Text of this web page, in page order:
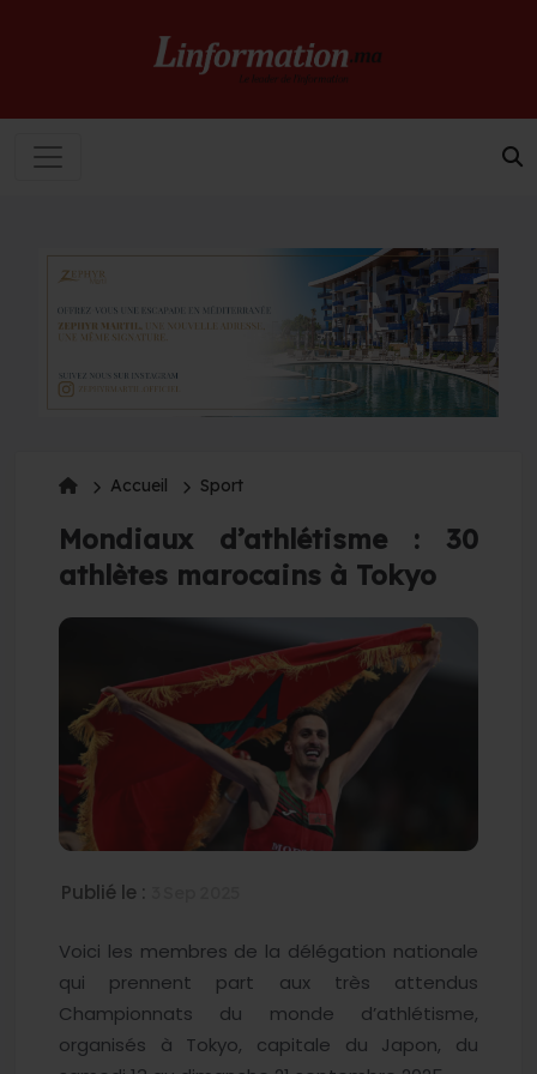
Accueil Sport
Mondiaux d’athlétisme : 30
athlètes marocains à Tokyo
Publié le :
Voici les membres de la délégation nationale
qui prennent part aux très attendus
Championnats du monde d’athlétisme,
organisés à Tokyo, capitale du Japon, du